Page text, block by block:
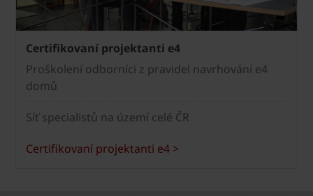
Certifikovaní projektanti e4
Proškolení odborníci z pravidel navrhování e4
domů
Síť specialistů na území celé ČR
Certifikovaní projektanti e4 >